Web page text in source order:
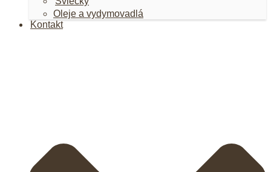
Oleje a vydymovadlá
Kontakt